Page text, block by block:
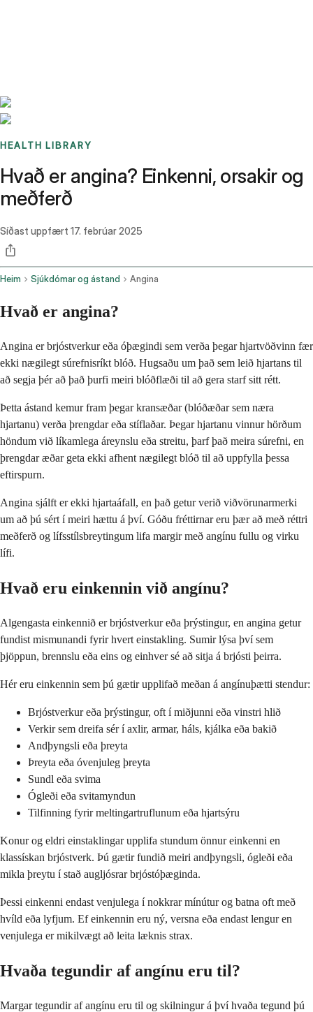
HEALTH LIBRARY
Hvað er angina? Einkenni, orsakir og
meðferð
Síðast uppfært 17. febrúar 2025
Heim Sjúkdómar og ástand Angina
Hvað er angina?
Angina er brjóstverkur eða óþægindi sem verða þegar hjartvöðvinn fær
ekki nægilegt súrefnisríkt blóð. Hugsaðu um það sem leið hjartans til
að segja þér að það þurfi meiri blóðflæði til að gera starf sitt rétt.
Þetta ástand kemur fram þegar kransæðar (blóðæðar sem næra
hjartanu) verða þrengdar eða stíflaðar. Þegar hjartanu vinnur hörðum
höndum við líkamlega áreynslu eða streitu, þarf það meira súrefni, en
þrengdar æðar geta ekki afhent nægilegt blóð til að uppfylla þessa
eftirspurn.
Angina sjálft er ekki hjartaáfall, en það getur verið viðvörunarmerki
um að þú sért í meiri hættu á því. Góðu fréttirnar eru þær að með réttri
meðferð og lífsstílsbreytingum lifa margir með angínu fullu og virku
lífi.
Hvað eru einkennin við angínu?
Algengasta einkennið er brjóstverkur eða þrýstingur, en angina getur
fundist mismunandi fyrir hvert einstakling. Sumir lýsa því sem
þjöppun, brennslu eða eins og einhver sé að sitja á brjósti þeirra.
Hér eru einkennin sem þú gætir upplifað meðan á angínuþætti stendur:
Brjóstverkur eða þrýstingur, oft í miðjunni eða vinstri hlið
Verkir sem dreifa sér í axlir, armar, háls, kjálka eða bakið
Andþyngsli eða þreyta
Þreyta eða óvenjuleg þreyta
Sundl eða svima
Ógleði eða svitamyndun
Tilfinning fyrir meltingartruflunum eða hjartsýru
Konur og eldri einstaklingar upplifa stundum önnur einkenni en
klassískan brjóstverk. Þú gætir fundið meiri andþyngsli, ógleði eða
mikla þreytu í stað augljósrar brjóstóþæginda.
Þessi einkenni endast venjulega í nokkrar mínútur og batna oft með
hvíld eða lyfjum. Ef einkennin eru ný, versna eða endast lengur en
venjulega er mikilvægt að leita læknis strax.
Hvaða tegundir af angínu eru til?
Margar tegundir af angínu eru til og skilningur á því hvaða tegund þú